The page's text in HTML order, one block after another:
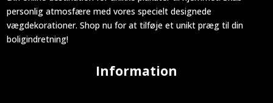
personlig atmosfære med vores specielt designede
vægdekorationer. Shop nu for at tilføje et unikt præg til din
boligindretning!
Information